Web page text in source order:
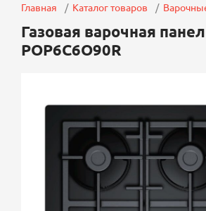
Главная Каталог товаров
Газовая варочная
POP6C6O90R